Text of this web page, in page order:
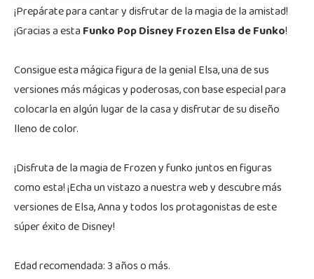
¡Prepárate para cantar y disfrutar de la magia de la amistad!
¡Gracias a estaFunko Pop Disney Frozen Elsa de Funko!
Consigue esta mágica figura de la genial Elsa, una de sus
versiones más mágicas y poderosas, con base especial para
colocarla en algún lugar de la casa y disfrutar de su diseño
lleno de color.
¡Disfruta de la magia de Frozen y funko juntos en figuras
como esta! ¡Echa un vistazo a nuestra web y descubre más
versiones de Elsa, Anna y todos los protagonistas de este
súper éxito de Disney!
Edad recomendada: 3 años o más.